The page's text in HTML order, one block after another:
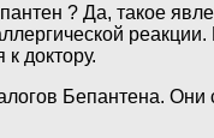
? Да, такое
доктору.
Бепантена.